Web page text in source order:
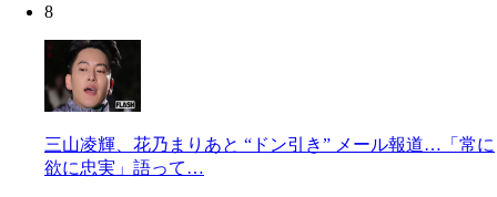
8
三山凌輝、花乃まりあと “ドン引き” メール報道…「常に
欲に忠実」語って…